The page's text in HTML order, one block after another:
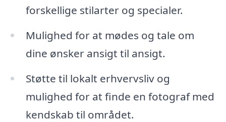
forskellige stilarter og specialer.
Mulighed for at mødes og tale om
dine ønsker ansigt til ansigt.
Støtte til lokalt erhvervsliv og
mulighed for at finde en fotograf med
kendskab til området.